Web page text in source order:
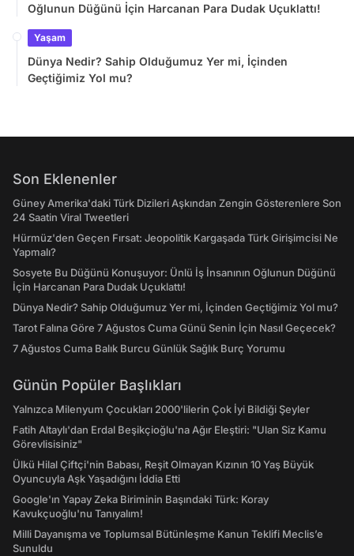
Oğlunun Düğünü İçin Harcanan Para Dudak Uçuklattı!
Yaşam
Dünya Nedir? Sahip Olduğumuz Yer mi, İçinden
Geçtiğimiz Yol mu?
Son Eklenenler
Güney Amerika'daki Türk Dizileri Aşkından Zengin Gösterenlere Son
24 Saatin Viral Tweetleri
Hürmüz'den Geçen Fırsat: Jeopolitik Kargaşada Türk Girişimcisi Ne
Yapmalı?
Sosyete Bu Düğünü Konuşuyor: Ünlü İş İnsanının Oğlunun Düğünü
İçin Harcanan Para Dudak Uçuklattı!
Dünya Nedir? Sahip Olduğumuz Yer mi, İçinden Geçtiğimiz Yol mu?
Tarot Falına Göre 7 Ağustos Cuma Günü Senin İçin Nasıl Geçecek?
7 Ağustos Cuma Balık Burcu Günlük Sağlık Burç Yorumu
Günün Popüler Başlıkları
Yalnızca Milenyum Çocukları 2000'lilerin Çok İyi Bildiği Şeyler
Fatih Altaylı'dan Erdal Beşikçioğlu'na Ağır Eleştiri: "Ulan Siz Kamu
Görevlisisiniz"
Ülkü Hilal Çiftçi'nin Babası, Reşit Olmayan Kızının 10 Yaş Büyük
Oyuncuyla Aşk Yaşadığını İddia Etti
Google'ın Yapay Zeka Biriminin Başındaki Türk: Koray
Kavukçuoğlu'nu Tanıyalım!
Milli Dayanışma ve Toplumsal Bütünleşme Kanun Teklifi Meclis’e
Sunuldu